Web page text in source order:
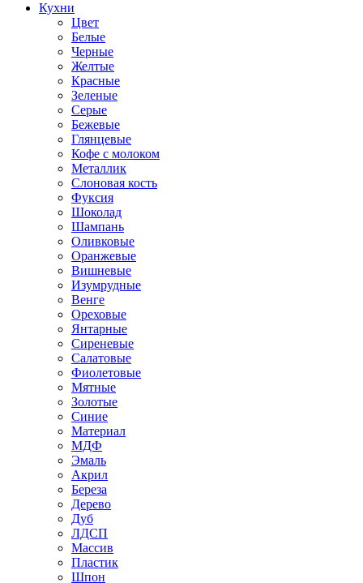
Кухни
Цвет
Белые
Черные
Желтые
Красные
Зеленые
Серые
Бежевые
Глянцевые
Кофе с молоком
Металлик
Слоновая кость
Фуксия
Шоколад
Шампань
Оливковые
Оранжевые
Вишневые
Изумрудные
Венге
Ореховые
Янтарные
Сиреневые
Салатовые
Фиолетовые
Мятные
Золотые
Синие
Материал
МДФ
Эмаль
Акрил
Береза
Дерево
Дуб
ЛДСП
Массив
Пластик
Шпон